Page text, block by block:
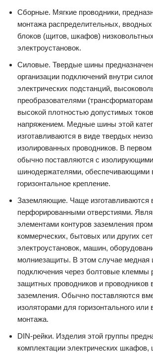
Сборные. Мягкие проводники,
монтажа распределительных,
блоков (щитов, шкафов)
электроустановок.
Силовые. Твердые шины
организации подключений внутри
электрических подстанций,
преобразователями
высокой плотностью допустимых
напряжением. Медные шины этой
изготавливаются в виде твердых
изолированных проводников. В первом
обычно поставляются с изолирующими
шинодержателями, обеспечивающими
горизонтальное крепление.
Заземляющие. Чаще изготавливаются
перфорированными отверстиями.
элементами контуров заземления
коммерческих, бытовых или других
электроустановок, машин,
молниезащиты. В этом случае медная
подключения через болтовые клеммы
защитных проводников и проводников
заземления. Обычно поставляются
изоляторами для горизонтального или
монтажа.
DIN-рейки. Изделия этой группы
комплектации электрических шкафов,